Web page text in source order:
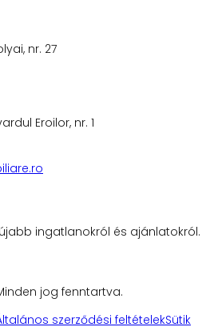
nr. 27
Eroilor, nr. 1
ingatlanokról és ajánlatokról.
jog fenntartva.
szerződési feltételekSütik